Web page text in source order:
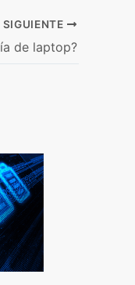
SIGUIENTE
de laptop?